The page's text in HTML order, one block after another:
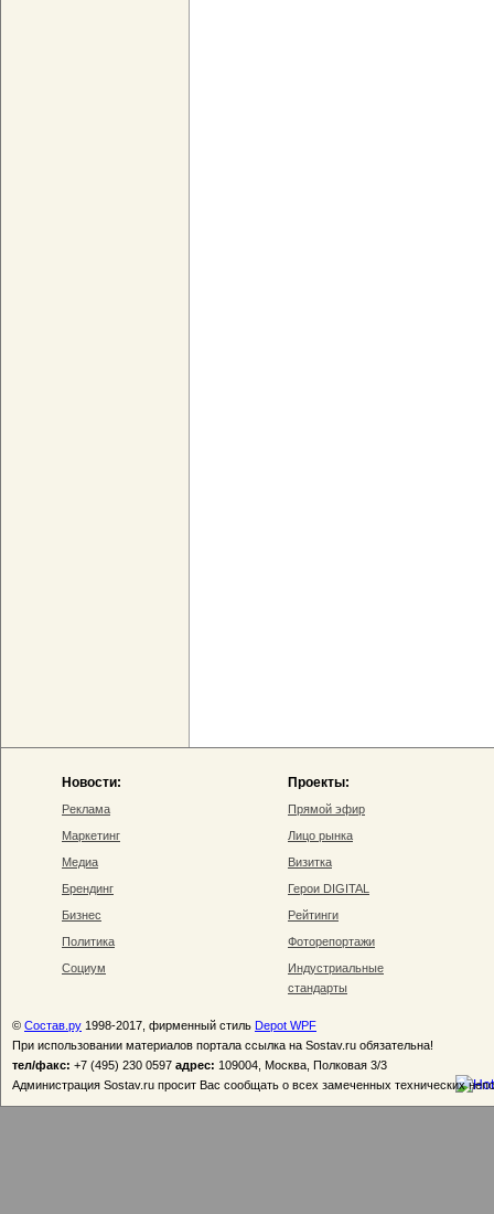
Новости:
Реклама
Маркетинг
Медиа
Брендинг
Бизнес
Политика
Социум
Проекты:
Прямой эфир
Лицо рынка
Визитка
Герои DIGITAL
Рейтинги
Фоторепортажи
Индустриальные
стандарты
© Состав.ру 1998-2017, фирменный стиль Depot WPF
При использовании материалов портала ссылка на Sostav.ru обязательна!
тел/факс: +7 (495) 230 0597 адрес: 109004, Москва, Полковая 3/3
Администрация Sostav.ru просит Вас сообщать о всех замеченных технических